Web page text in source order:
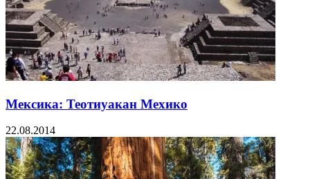
Мексика: Теотиуакан Мехико
22.08.2014